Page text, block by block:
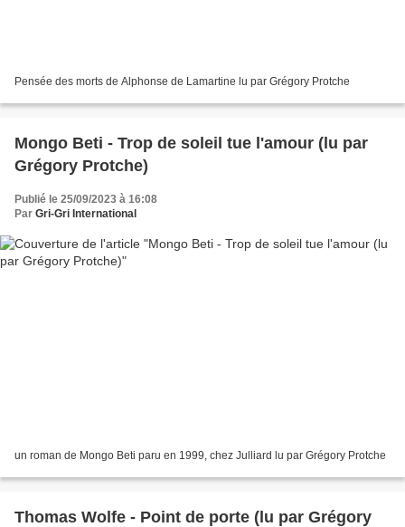
Pensée des morts de Alphonse de Lamartine lu par Grégory Protche
Mongo Beti - Trop de soleil tue l'amour (lu par
Grégory Protche)
Publié le 25/09/2023 à 16:08
Par Gri-Gri International
un roman de Mongo Beti paru en 1999, chez Julliard lu par Grégory Protche
Thomas Wolfe - Point de porte (lu par Grégory